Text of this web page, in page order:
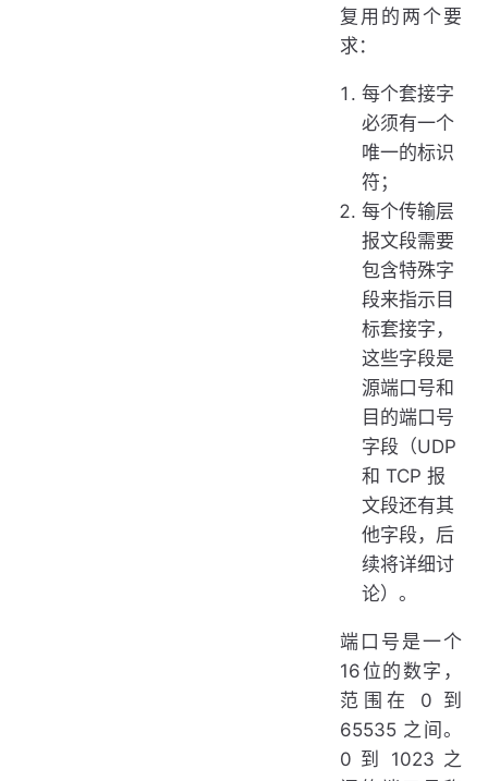
复用的两个要
求：
每个套接字
必须有一个
唯一的标识
符；
每个传输层
报文段需要
包含特殊字
段来指示目
标套接字，
这些字段是
源端口号和
目的端口号
字段（UDP
和 TCP 报
文段还有其
他字段，后
续将详细讨
论）。
端口号是一个
16位的数字，
范围在 0 到
65535 之间。
0 到 1023 之